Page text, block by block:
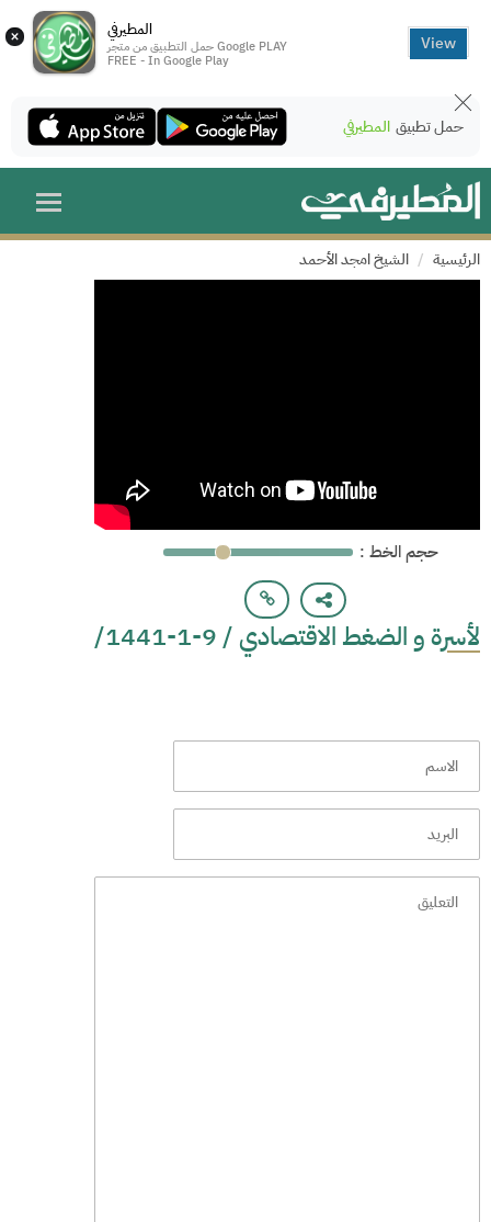
× المطيرفي
حمل التطبيق من متجر Google PLAY
FREE - In Google Play
View
حمل تطبيق المطيرفي
الرئيسية الشيخ امجد الأحمد
: حجم الخط
لأسرة و الضغط الاقتصادي / 9-1-1441/